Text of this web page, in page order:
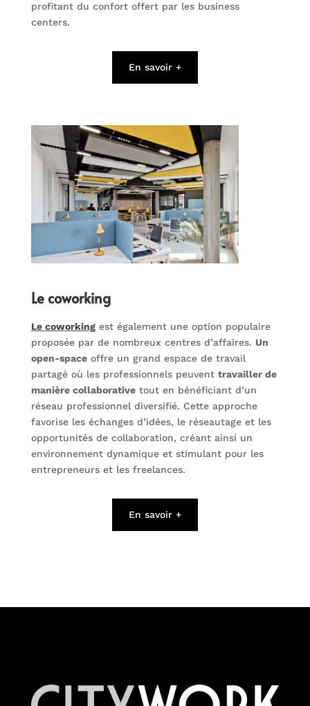
profitant du confort offert par les business
centers.
En savoir +
Le coworking
Le coworkingest également une option populaire
proposée par de nombreux centres d’affaires. Un
open-spaceoffre un grand espace de travail
partagé où les professionnels peuvent travailler de
manière collaborativetout en bénéficiant d’un
réseau professionnel diversifié. Cette approche
favorise les échanges d’idées, le réseautage et les
opportunités de collaboration, créant ainsi un
environnement dynamique et stimulant pour les
entrepreneurs et les freelances.
En savoir +